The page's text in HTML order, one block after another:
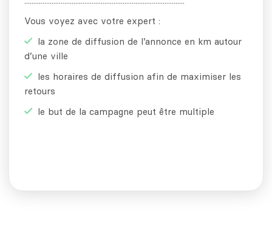
Vous voyez avec votre expert :
la zone de diffusion de l’annonce en km autour
d’une ville
les horaires de diffusion afin de maximiser les
retours
le but de la campagne peut être multiple